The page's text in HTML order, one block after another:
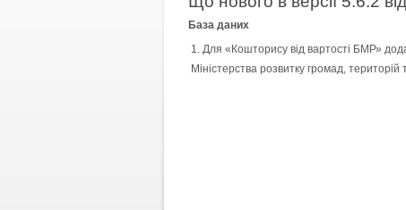
База даних
Для «Кошторису від вартості БМР»
Міністерства розвитку громад,